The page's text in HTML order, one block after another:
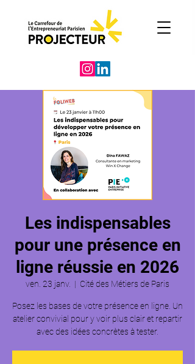
Les indispensables
pour une présence en
ligne réussie en 2026
ven. 23 janv.
  |
Cité des Métiers de Paris
Posez les bases de votre présence en ligne. Un
atelier convivial pour y voir plus clair et repartir
avec des idées concrètes à tester.